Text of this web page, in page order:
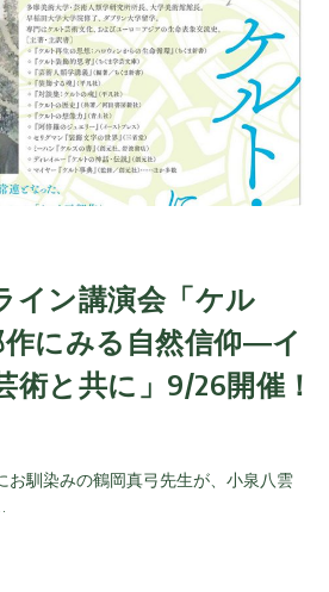
イン講演会「ケル
作にみる自然信仰―イ
術と共に」9/26開催！
お馴染みの鶴岡真弓先生が、小泉八雲